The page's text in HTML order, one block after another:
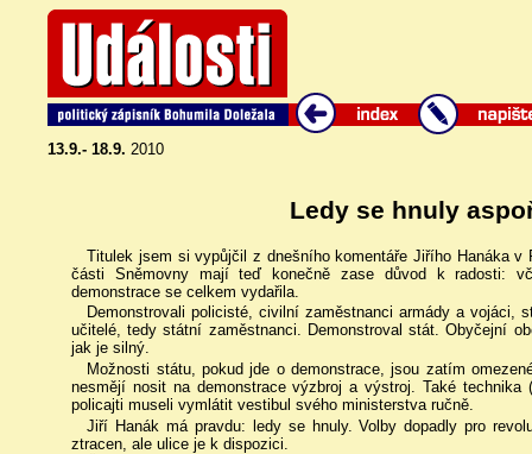
13.9.- 18.9. 2010
Ledy se hnuly
Titulek jsem si vypůjčil z dnešního komentáře Jiřího Hanáka
části Sněmovny mají teď konečně zase důvod k radosti:
demonstrace se celkem vydařila.
Demonstrovali policisté, civilní zaměstnanci armády a vojáci,
učitelé, tedy státní zaměstnanci. Demonstroval stát. Obyčejní
jak je silný.
Možnosti státu, pokud jde o demonstrace, jsou zatím
nesmějí nosit na demonstrace výzbroj a výstroj. Také
policajti museli vymlátit vestibul svého ministerstva ručně.
Jiří Hanák má pravdu: ledy se hnuly. Volby dopadly pro
ztracen, ale ulice je k dispozici.